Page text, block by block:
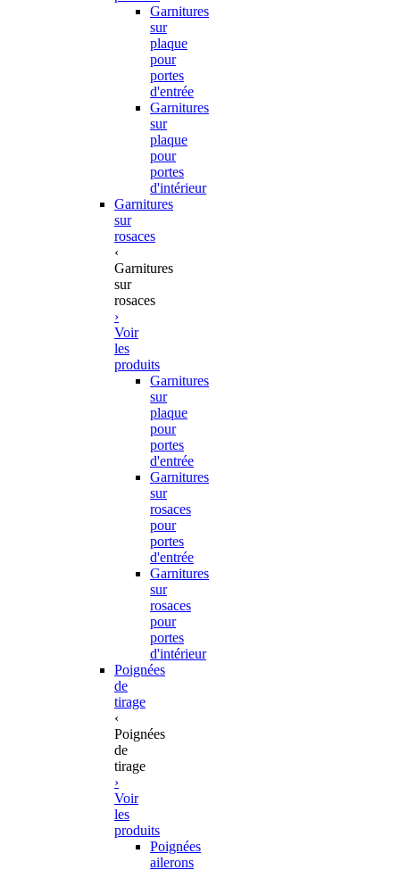
Garnitures
sur
plaque
pour
portes
d'entrée
Garnitures
sur
plaque
pour
portes
d'intérieur
Garnitures
sur
rosaces
‹
Garnitures
sur
rosaces
›
Voir
les
produits
Garnitures
sur
plaque
pour
portes
d'entrée
Garnitures
sur
rosaces
pour
portes
d'entrée
Garnitures
sur
rosaces
pour
portes
d'intérieur
Poignées
de
tirage
‹
Poignées
de
tirage
›
Voir
les
produits
Poignées
ailerons